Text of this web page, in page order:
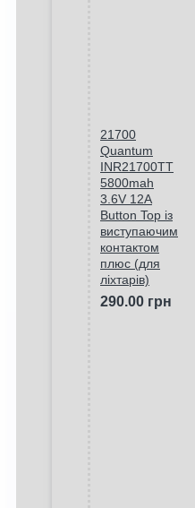
21700
Quantum
INR21700TT
5800mah
3.6V 12A
Button Top із
виступаючим
контактом
плюс (для
ліхтарів)
290.00 грн